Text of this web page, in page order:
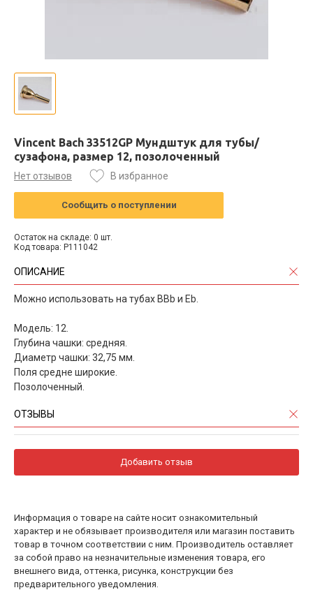
Vincent Bach 33512GP Мундштук для тубы/
сузафона, размер 12, позолоченный
Нет отзывов В избранное
Сообщить о поступлении
Остаток на складе: 0 шт.
Код товара: P111042
ОПИСАНИЕ
Можно использовать на тубах BBb и Eb.
Модель: 12.
Глубина чашки: средняя.
Диаметр чашки: 32,75 мм.
Поля средне широкие.
Позолоченный.
ОТЗЫВЫ
Добавить отзыв
Информация о товаре на сайте носит ознакомительный
характер и не обязывает производителя или магазин поставить
товар в точном соответствии с ним. Производитель оставляет
за собой право на незначительные изменения товара, его
внешнего вида, оттенка, рисунка, конструкции без
предварительного уведомления.